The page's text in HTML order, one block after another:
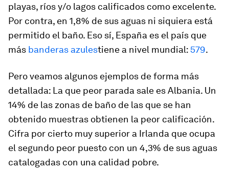
playas, ríos y/o lagos calificados como excelente.
Por contra, en 1,8% de sus aguas ni siquiera está
permitido el baño. Eso sí, España es el país que
más banderas azulestiene a nivel mundial: 579.
Pero veamos algunos ejemplos de forma más
detallada: La que peor parada sale es Albania. Un
14% de las zonas de baño de las que se han
obtenido muestras obtienen la peor calificación.
Cifra por cierto muy superior a Irlanda que ocupa
el segundo peor puesto con un 4,3% de sus aguas
catalogadas con una calidad pobre.